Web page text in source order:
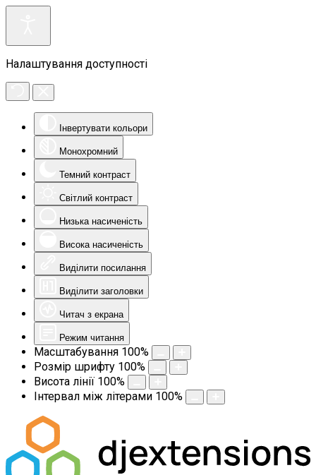
Налаштування доступності
Інвертувати кольори
Монохромний
Темний контраст
Світлий контраст
Низька насиченість
Висока насиченість
Виділити посилання
Виділити заголовки
Читач з екрана
Режим читання
Масштабування 100%
Розмір шрифту 100%
Висота лінії 100%
Інтервал між літерами 100%